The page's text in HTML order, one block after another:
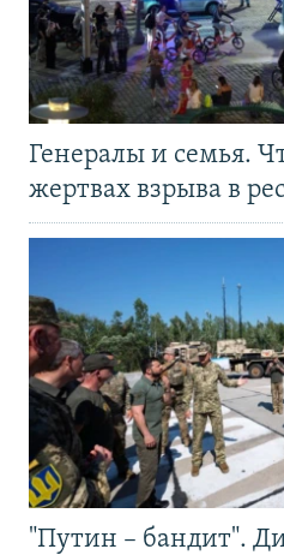
Генералы и семья.
жертвах взрыва в
"Путин – бандит".